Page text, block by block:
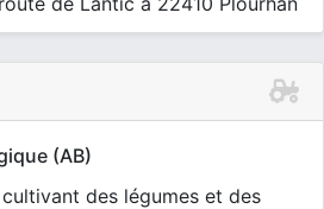
(AB)
des légumes et des